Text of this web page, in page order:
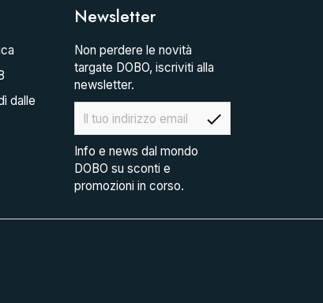
dalle
Newsletter
Non perdere le novità
targate DOBO, iscriviti alla
newsletter.
check
Info e news dal mondo
DOBO su sconti e
promozioni in corso.